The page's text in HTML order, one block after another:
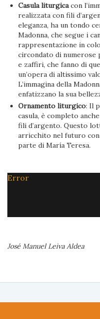
Casula liturgicacon
realizzata con fili
eleganza, ha un tondo
Madonna, che segue i
rappresentazione in
circondato di numerose
e zaffiri, che fanno di
un’opera di altissimo
L’immagina della
enfatizzano la sua
Ornamento liturgico: Il
casula, è completo
fili d’argento. Questo
arricchito nel futuro
parte di María Teresa.
Error
José Manuel Leiva Aldea